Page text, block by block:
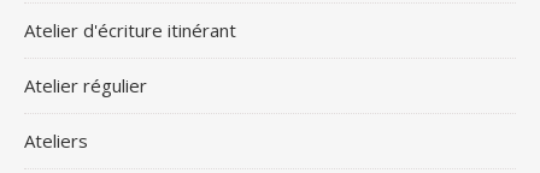
Atelier d'écriture itinérant
Atelier régulier
Ateliers